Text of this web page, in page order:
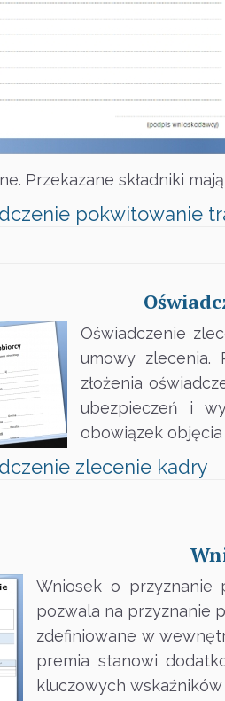
Przekazane składniki
pokwitowanie
Oświadczenie
umowy zlecenia.
złożenia
ubezpieczeń i
obowiązek
zlecenie kadry
Wniosek o przyznanie
pozwala na przyznanie
zdefiniowane w
premia stanowi
kluczowych wskaźników